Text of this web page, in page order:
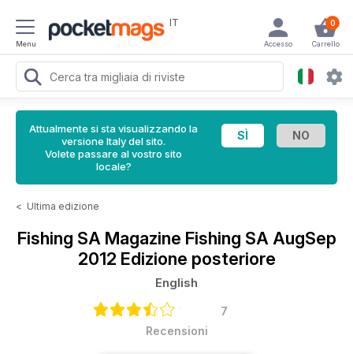
Menu
IT 0
Carrello
Accesso
Attualmente si sta visualizzando la
versione Italy del sito.
Volete passare al vostro sito
locale?
< Ultima edizione
Fishing SA Magazine Fishing SA AugSep
2012 Edizione posteriore
English
7
Recensioni